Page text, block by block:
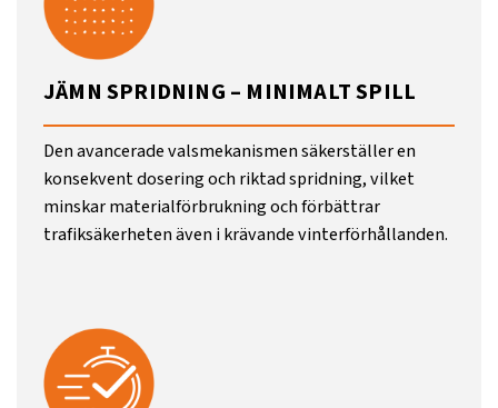
JÄMN SPRIDNING – MINIMALT SPILL
Den avancerade valsmekanismen säkerställer en
konsekvent dosering och riktad spridning, vilket
minskar materialförbrukning och förbättrar
trafiksäkerheten även i krävande vinterförhållanden.